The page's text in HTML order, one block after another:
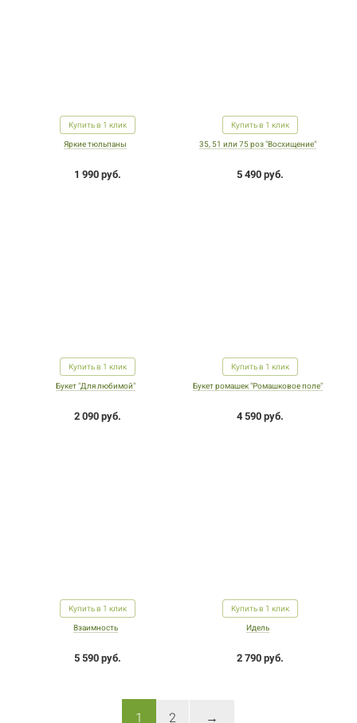
Купить в 1 клик
Яркие тюльпаны
1 990 руб.
Купить в 1 клик
35, 51 или 75 роз "Восхищение"
5 490 руб.
Купить в 1 клик
Букет "Для любимой"
2 090 руб.
Купить в 1 клик
Букет ромашек "Ромашковое поле"
4 590 руб.
Купить в 1 клик
Взаимность
5 590 руб.
Купить в 1 клик
Идель
2 790 руб.
1 2 →